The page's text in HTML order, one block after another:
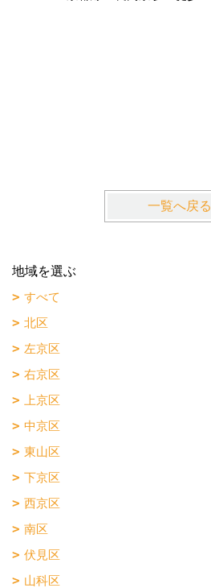
一覧へ戻る
地域を選ぶ
すべて
北区
左京区
右京区
上京区
中京区
東山区
下京区
西京区
南区
伏見区
山科区